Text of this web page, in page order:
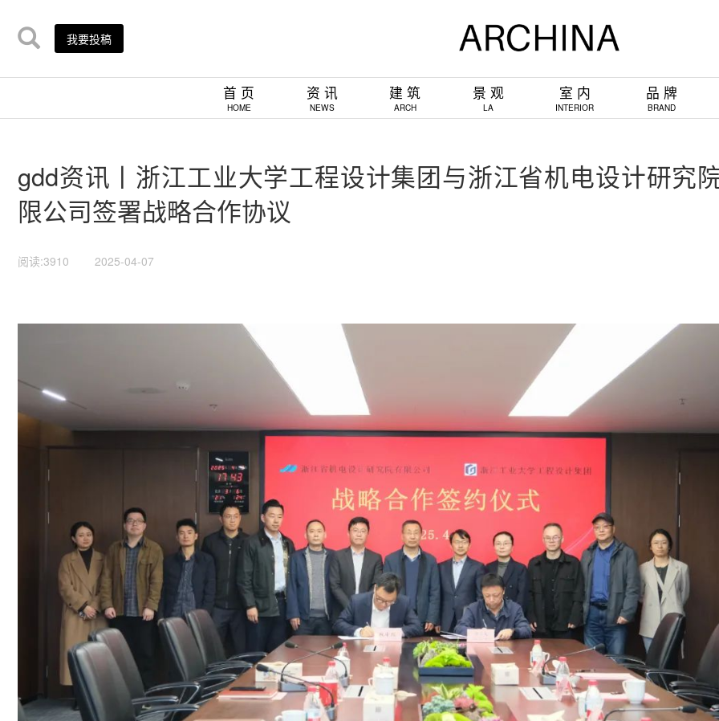
我要投稿
首 页
HOME
资 讯
NEWS
建 筑
ARCH
景 观
LA
室 内
INTERIOR
品 牌
BRAND
gdd资讯丨浙江工业大学工程设计集团与浙江省机电设计研究
限公司签署战略合作协议
阅读:3910 2025-04-07